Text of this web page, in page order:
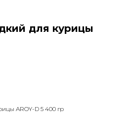
для курицы
AROY-D 5 400 гр